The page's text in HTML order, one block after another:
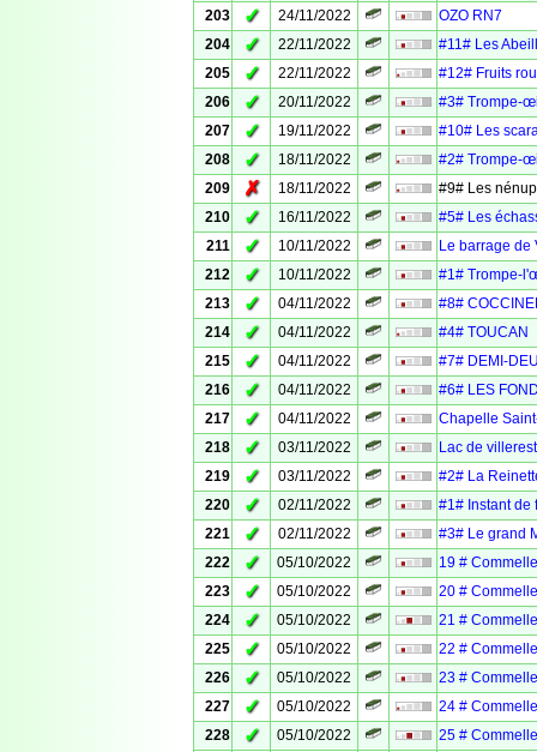
203
✓ 24/11/2022
OZO RN7
204
✓ 22/11/2022
#11# Les
205
✓ 22/11/2022
#12# Fruits
206
✓ 20/11/2022
#3# Trompe-
207
✓ 19/11/2022
#10# Les
208
✓ 18/11/2022
#2# Trompe-
209
✗ 18/11/2022
#9# Les
210
✓ 16/11/2022
#5# Les
211
✓ 10/11/2022
Le barrage de
212
✓ 10/11/2022
#1# Trompe-
213
✓ 04/11/2022
#8#
214
✓ 04/11/2022
#4# TOUCAN
215
✓ 04/11/2022
#7# DEMI-
216
✓ 04/11/2022
#6# LES
217
✓ 04/11/2022
Chapelle
218
✓ 03/11/2022
Lac de villerest
219
✓ 03/11/2022
#2# La
220
✓ 02/11/2022
#1# Instant de
221
✓ 02/11/2022
#3# Le grand
222
✓ 05/10/2022
19 #
223
✓ 05/10/2022
20 #
224
✓ 05/10/2022
21 #
225
✓ 05/10/2022
22 #
226
✓ 05/10/2022
23 #
227
✓ 05/10/2022
24 #
228
✓ 05/10/2022
25 #